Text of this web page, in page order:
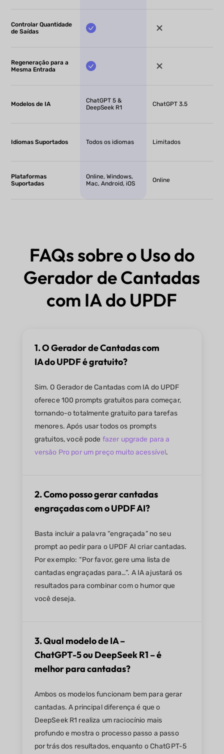
Controlar Quantidade
de Saídas
Regeneração para a
Mesma Entrada
Modelos de IA
ChatGPT 5 &
DeepSeek R1
ChatGPT 3.5
Idiomas Suportados Todos os idiomas Limitados
Plataformas
Suportadas
Online, Windows,
Mac, Android, iOS
Online
FAQs sobre o Uso do
Gerador de Cantadas
com IA do UPDF
1. O Gerador de Cantadas com
IA do UPDF é gratuito?
Sim. O Gerador de Cantadas com IA do UPDF
oferece 100 prompts gratuitos para começar,
tornando-o totalmente gratuito para tarefas
menores. Após usar todos os prompts
gratuitos, você pode fazer upgrade para a
versão Pro por um preço muito acessível.
2. Como posso gerar cantadas
engraçadas com o UPDF AI?
Basta incluir a palavra “engraçada” no seu
prompt ao pedir para o UPDF AI criar cantadas.
Por exemplo: “Por favor, gere uma lista de
cantadas engraçadas para…”. A IA ajustará os
resultados para combinar com o humor que
você deseja.
3. Qual modelo de IA –
ChatGPT-5 ou DeepSeek R1 – é
melhor para cantadas?
Ambos os modelos funcionam bem para gerar
cantadas. A principal diferença é que o
DeepSeek R1 realiza um raciocínio mais
profundo e mostra o processo passo a passo
por trás dos resultados, enquanto o ChatGPT-5